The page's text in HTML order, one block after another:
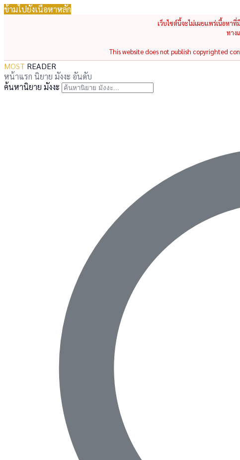
ข้ามไปยังเนื้อหาหลัก
เว็บไซต์นี้จะไม่เผยแพร่เนื้อหา
ทาง
This website does not publish copyrighted
MOST READER
หน้าแรก นิยาย มังงะ อันดับ
ค้นหานิยาย มังงะ